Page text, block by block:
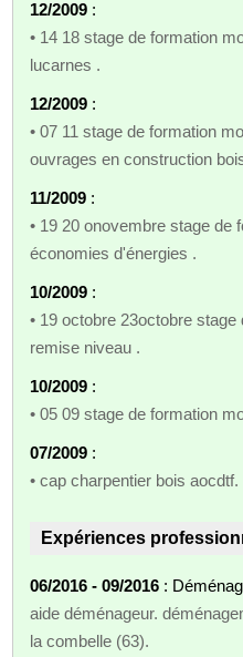
12/2009 :
• 14 18 stage de formation
lucarnes .
12/2009 :
• 07 11 stage de formation
ouvrages en construction
11/2009 :
• 19 20 onovembre stage de
économies d'énergies .
10/2009 :
• 19 octobre 23octobre
remise niveau .
10/2009 :
• 05 09 stage de formation
07/2009 :
• cap charpentier bois aocdtf.
Expériences
06/2016 - 09/2016 :
aide déménageur.
la combelle (63).